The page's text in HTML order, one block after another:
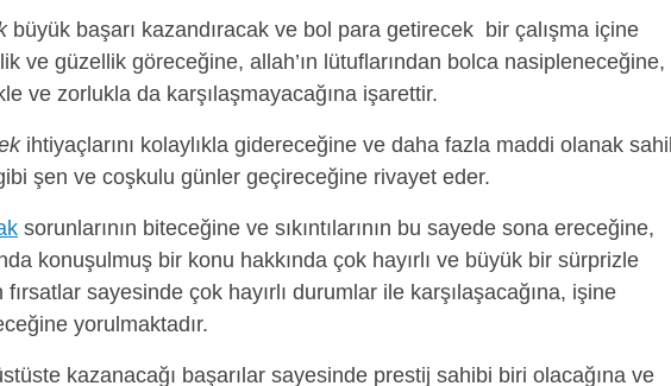
büyük başarı kazandıracak ve bol para getirecek bir çalışma içine
ve güzellik göreceğine, allah’ın lütuflarından bolca nasipleneceğine,
ve zorlukla da karşılaşmayacağına işarettir.
ihtiyaçlarını kolaylıkla gidereceğine ve daha fazla maddi olanak
şen ve coşkulu günler geçireceğine rivayet eder.
sorunlarının biteceğine ve sıkıntılarının bu sayede sona ereceğine,
konuşulmuş bir konu hakkında çok hayırlı ve büyük bir sürprizle
sayesinde çok hayırlı durumlar ile karşılaşacağına, işine
yorulmaktadır.
kazanacağı başarılar sayesinde prestij sahibi biri olacağına ve